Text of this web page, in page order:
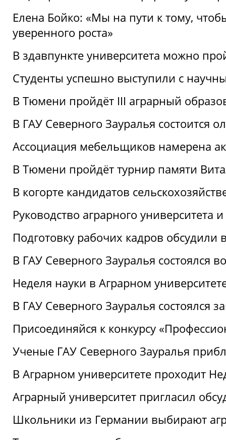
Елена Бойко: «Мы на пути к тому,
уверенного роста»
В здавпункте университета можно
Студенты успешно выступили с
В Тюмени пройдёт III аграрный
В ГАУ Северного Зауралья состоится
Ассоциация мебельщиков намерена
В Тюмени пройдёт турнир памяти
В когорте кандидатов
Руководство аграрного
Подготовку рабочих кадров
В ГАУ Северного Зауралья состоялся
Неделя науки в Аграрном
В ГАУ Северного Зауралья
Присоединяйся к конкурсу
Ученые ГАУ Северного Зауралья
В Аграрном университете проходит
Аграрный университет пригласил
Школьники из Германии выбирают